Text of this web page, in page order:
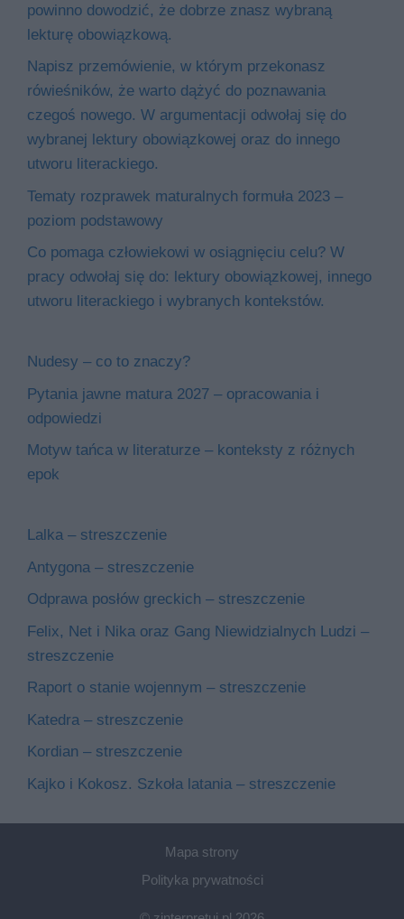
powinno dowodzić, że dobrze znasz wybraną
lekturę obowiązkową.
Napisz przemówienie, w którym przekonasz
rówieśników, że warto dążyć do poznawania
czegoś nowego. W argumentacji odwołaj się do
wybranej lektury obowiązkowej oraz do innego
utworu literackiego.
Tematy rozprawek maturalnych formuła 2023 –
poziom podstawowy
Co pomaga człowiekowi w osiągnięciu celu? W
pracy odwołaj się do: lektury obowiązkowej, innego
utworu literackiego i wybranych kontekstów.
Nudesy – co to znaczy?
Pytania jawne matura 2027 – opracowania i
odpowiedzi
Motyw tańca w literaturze – konteksty z różnych
epok
Lalka – streszczenie
Antygona – streszczenie
Odprawa posłów greckich – streszczenie
Felix, Net i Nika oraz Gang Niewidzialnych Ludzi –
streszczenie
Raport o stanie wojennym – streszczenie
Katedra – streszczenie
Kordian – streszczenie
Kajko i Kokosz. Szkoła latania – streszczenie
Mapa strony
Polityka prywatności